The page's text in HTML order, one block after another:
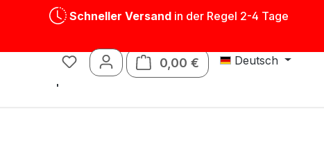
Schneller Versandin der Regel 2-4 Tage
0,00 € Warenkorb enthält 0
Deutsch
Blechspielwaren Ersatzteile